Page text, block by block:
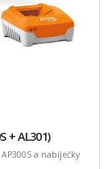
+ AL301)
a nabíječky